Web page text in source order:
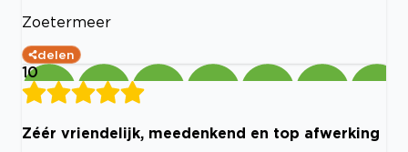
Zoetermeer
delen
10
Zéér vriendelijk, meedenkend en top afwerking